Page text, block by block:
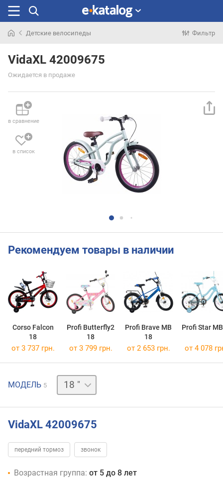
раньше
Детские велосипеды Фильтр
VidaXL 42009675
Ожидается в продаже
в сравнение
в список
Рекомендуем товары в наличии
Corso Falcon
18
Profi Butterfly2
18
Profi Brave MB
18
Profi Star
от 3 737 грн. от 3 799 грн. от 2 653 грн. от 4 078
МОДЕЛЬ 5
12 "
14 "
VidaXL 42009675
передний тормоз звонок
Возрастная группа: от 5 до 8 лет